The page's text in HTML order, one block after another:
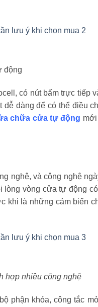
động
có nút bấm trực tiếp
dàng để có thể điều
chữa cửa tự động
nghệ, và công nghệ
vòng cửa tự động
là những cảm biến
hợp nhiều công nghệ
phận khóa, công tắc